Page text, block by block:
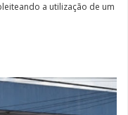
a utilização de um